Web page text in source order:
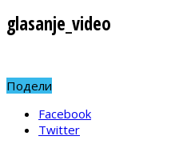
glasanje_video
Подели
Facebook
Twitter